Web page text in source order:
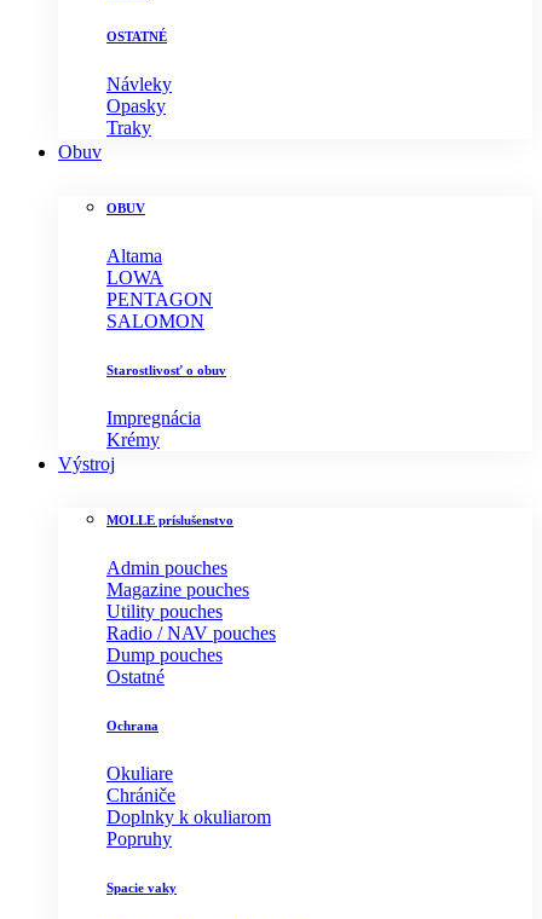
OSTATNÉ
Návleky
Opasky
Traky
Obuv
OBUV
Altama
LOWA
PENTAGON
SALOMON
Starostlivosť o obuv
Impregnácia
Krémy
Výstroj
MOLLE príslušenstvo
Admin pouches
Magazine pouches
Utility pouches
Radio / NAV pouches
Dump pouches
Ostatné
Ochrana
Okuliare
Chrániče
Doplnky k okuliarom
Popruhy
Spacie vaky